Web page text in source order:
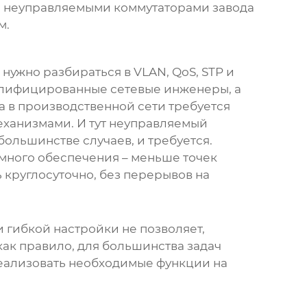
коммутаторами завода
разбираться в VLAN, QoS, STP и
сетевые инженеры, а
производственной сети требуется
И тут неуправляемый
случаев, и требуется.
обеспечения – меньше точек
без перерывов на
настройки не позволяет,
правило, для большинства задач
необходимые функции на